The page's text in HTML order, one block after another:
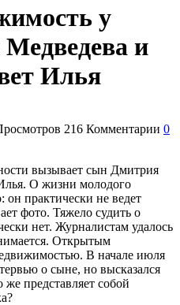
у
и
Илья
216 Комментарии 0
вызывает сын Дмитрия
О жизни молодого
он практически не ведет
фото. Тяжело судить о
нет. Журналистам удалось
Открытым
В начале июля
о сыне, но высказался
же представляет собой